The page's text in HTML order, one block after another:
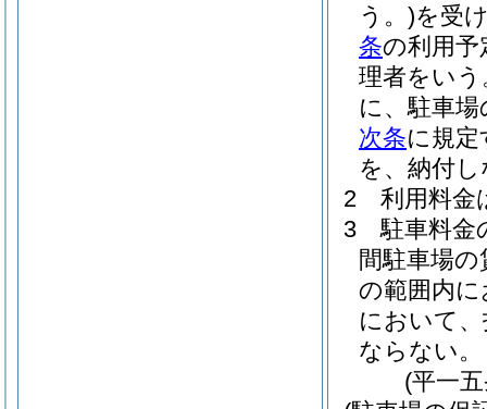
う。)を受
条の利用予
理者をい
に、駐車
次条に規
を、納付
2
利用料金
3
駐車料金
間駐車場
の範囲内
において
ならない。
(平一